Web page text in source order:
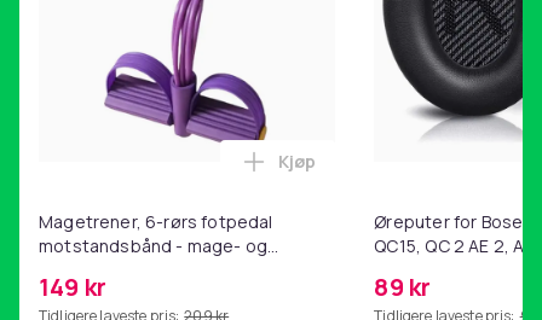
Magetrener, 6-rørs fotpedal
motstandsbånd - mage- og
hjemmegymnastikk Purple
149 kr
Legg Magetrener, 6-rørs
Kjøp
Øreputer for Bose
QC15, QC 2 AE 2, AE
89 kr